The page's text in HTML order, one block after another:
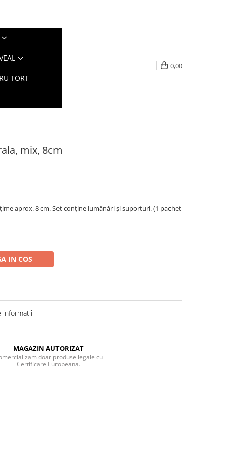
TORT
0,00
mix, 8cm
aprox. 8 cm. Set conține lumânări și suporturi. (1 pachet
IN COS
informatii
MAGAZIN AUTORIZAT
doar produse legale cu
Certificare Europeana.